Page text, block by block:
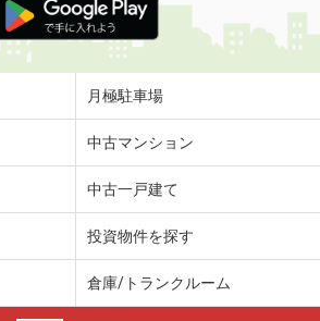
月極駐車場
中古マンション
中古一戸建て
投資物件を探す
倉庫/トランクルーム